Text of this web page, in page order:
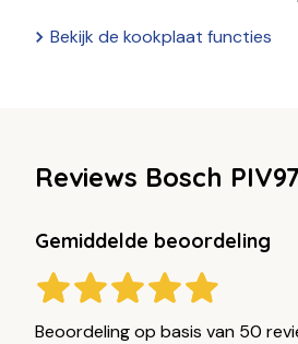
Bekijk de kookplaat functies
Reviews Bosch
Gemiddelde beoordeling
Beoordeling op basis van 50